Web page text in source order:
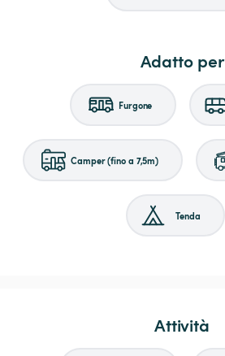
Adatto per
Furgone
Camper (fino a 7,5m)
Tenda
Attività